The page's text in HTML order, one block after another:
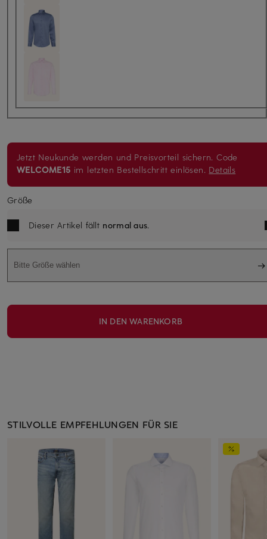
Jetzt Neukunde werden und Preisvorteil sichern. Code
WELCOME15 im letzten Bestellschritt einlösen. Details
Größe
Dieser Artikel fällt normal aus.
Bitte Größe wählen
IN DEN WARENKORB
STILVOLLE EMPFEHLUNGEN FÜR SIE